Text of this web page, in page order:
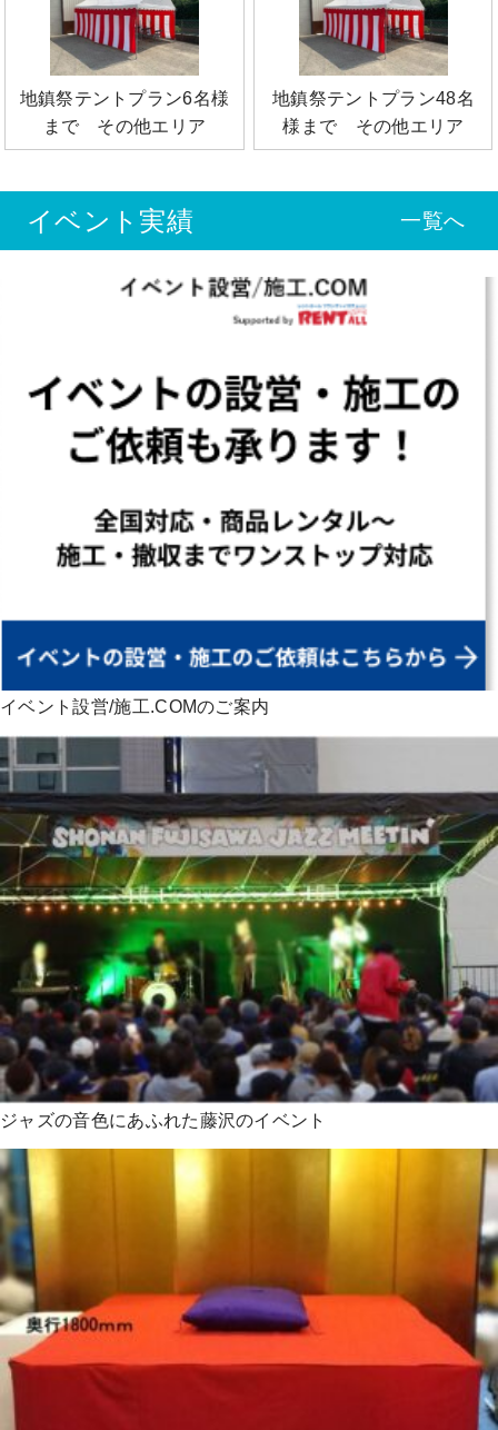
地鎮祭テントプラン6名様
まで その他エリア
地鎮祭テントプラン48名
様まで その他エリア
イベント実績 一覧へ
イベント設営/施工.COMのご案内
ジャズの音色にあふれた藤沢のイベント